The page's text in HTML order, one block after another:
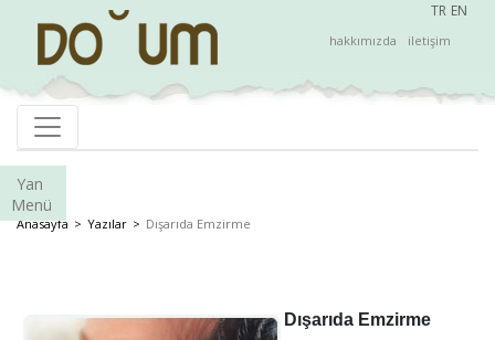
Yan
Menü
TR EN
hakkımızda iletişim
Anasayfa Yazılar Dışarıda Emzirme
Dışarıda Emzirme